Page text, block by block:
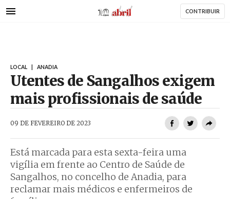
para
AbrilAbril CONTRIBUIR
LOCAL ANADIA
Utentes de Sangalhos exigem
mais profissionais de saúde
09 DE FEVEREIRO DE 2023
Está marcada para esta sexta-feira uma
vigília em frente ao Centro de Saúde de
Sangalhos, no concelho de Anadia, para
reclamar mais médicos e enfermeiros de